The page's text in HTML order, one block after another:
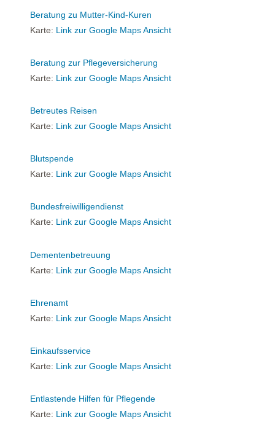
Beratung zu Mutter-Kind-Kuren
Karte: Link zur Google Maps Ansicht
Beratung zur Pflegeversicherung
Karte: Link zur Google Maps Ansicht
Betreutes Reisen
Karte: Link zur Google Maps Ansicht
Blutspende
Karte: Link zur Google Maps Ansicht
Bundesfreiwilligendienst
Karte: Link zur Google Maps Ansicht
Dementenbetreuung
Karte: Link zur Google Maps Ansicht
Ehrenamt
Karte: Link zur Google Maps Ansicht
Einkaufsservice
Karte: Link zur Google Maps Ansicht
Entlastende Hilfen für Pflegende
Karte: Link zur Google Maps Ansicht